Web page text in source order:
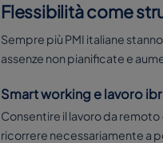
Flessibilità come
Sempre più PMI italiane
assenze non pianificate e
Smart working e lavoro
Consentire il lavoro da
ricorrere necessariamente a